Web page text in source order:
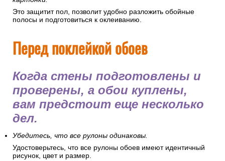
Это защитит пол, позволит удобно разложить обойные
полосы и подготовиться к оклеиванию.
Перед поклейкой обоев
Когда стены подготовлены и
проверены, а обои куплены,
вам предстоит еще несколько
дел.
Убедитесь, что все рулоны одинаковы.
Удостоверьтесь, что все рулоны обоев имеют идентичный
рисунок, цвет и размер.